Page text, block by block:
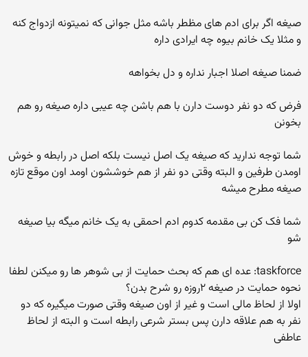
صیغه اگر برای ادم های مظطر باشه مثل جوانی که نمیتونه ازدواج کنه
و مثلا یک خانم بیوه چه ایرادی داره
ضمنا صیغه اصلا اجبار نداره و دل بخواهه
فرض که دو نفر دوست دارن با هم باشن چه عیبی داره صیغه رو هم
بخونن
شما توجه ندارید که صیغه یک اصل نیست بلکه اصل در رابطه و خوش
اومدن طرفین و البته وقتی دو نفر از هم خوششون اومد اون موقع تازه
صیغه مطرح میشه
شما فک کن بی مقدمه کدوم ادم احمقی به یک خانم میگه بیا صیغه
شو
taskforce: عده ای هم که بحث حمایت از بی شوهر ها رو میکنن لطفا
نحوه حمایت در صیغه ۲روزه رو شرح بدن؟
اولا از لحاظ مالی است و غیر از اون صیغه وقتی صورت میگیره که دو
نفر به هم علاقه دارن پس بستر شرعی رابطه است و البته از لحاظ
عاطفی